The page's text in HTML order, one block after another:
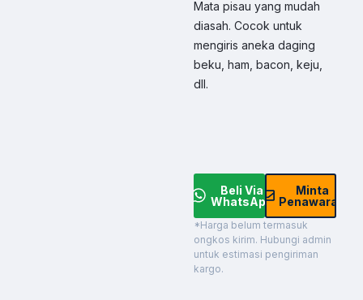
Mata pisau yang mudah
diasah. Cocok untuk
mengiris aneka daging
beku, ham, bacon, keju,
dll.
Beli Via
WhatsApp
Minta
Penawaran
*Harga belum termasuk
ongkos kirim. Hubungi admin
untuk estimasi pengiriman
kargo.